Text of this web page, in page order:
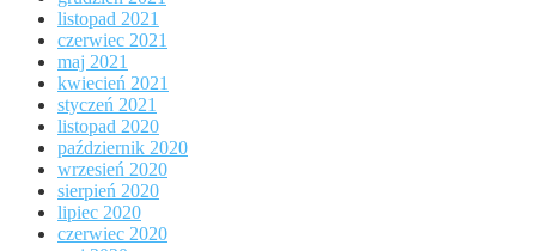
listopad 2021
czerwiec 2021
maj 2021
kwiecień 2021
styczeń 2021
listopad 2020
październik 2020
wrzesień 2020
sierpień 2020
lipiec 2020
czerwiec 2020